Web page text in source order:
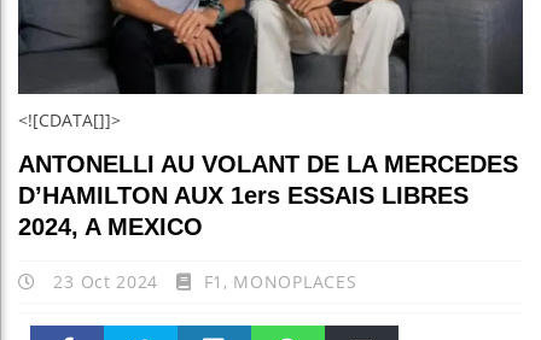
<![CDATA[]]>
ANTONELLI AU VOLANT DE LA MERCEDES
D’HAMILTON AUX 1ers ESSAIS LIBRES
2024, A MEXICO
23 Oct 2024 F1 , MONOPLACES